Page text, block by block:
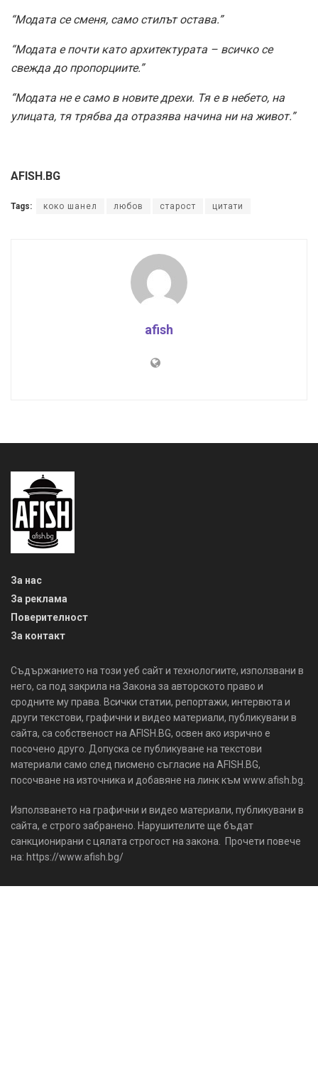
“Модата се сменя, само стилът остава.”
“Модата е почти като архитектурата – всичко се
свежда до пропорциите.”
“Модата не е само в новите дрехи. Тя е в небето, на
улицата, тя трябва да отразява начина ни на живот.”
AFISH.BG
Tags: коко шанел любов старост цитати
afish
За нас
За реклама
Поверителност
За контакт
Съдържанието на този уеб сайт и технологиите, използвани в
него, са под закрила на Закона за авторското право и
сродните му права. Всички статии, репортажи, интервюта и
други текстови, графични и видео материали, публикувани в
сайта, са собственост на AFISH.BG, освен ако изрично е
посочено друго. Допуска се публикуване на текстови
материали само след писмено съгласие на AFISH.BG,
посочване на източника и добавяне на линк към www.afish.bg.
Използването на графични и видео материали, публикувани в
сайта, е строго забранено. Нарушителите ще бъдат
санкционирани с цялата строгост на закона. Прочети повече
на: https://www.afish.bg/